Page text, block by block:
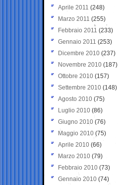
Aprile 2011 (248)
Marzo 2011 (255)
Febbraio 2011 (233)
Gennaio 2011 (253)
Dicembre 2010 (237)
Novembre 2010 (187)
Ottobre 2010 (157)
Settembre 2010 (148)
Agosto 2010 (75)
Luglio 2010 (86)
Giugno 2010 (76)
Maggio 2010 (75)
Aprile 2010 (66)
Marzo 2010 (79)
Febbraio 2010 (73)
Gennaio 2010 (74)